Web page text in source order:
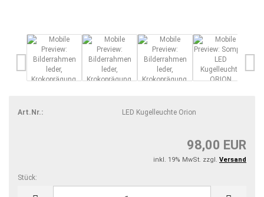
Art.Nr.: LED Kugelleuchte Orion
98,00 EUR
inkl. 19% MwSt. zzgl. Versand
Stück: